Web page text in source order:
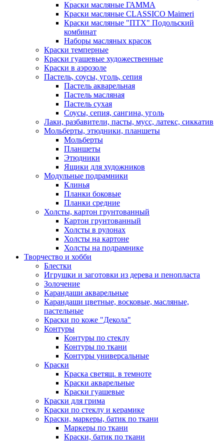
Краски масляные ГАММА
Краски масляные CLASSICO Maimeri
Краски масляные "ПТХ" Подольский
комбинат
Наборы масляных красок
Краски темперные
Краски гуашевые художественные
Краски в аэрозоле
Пастель, соусы, уголь, сепия
Пастель акварельная
Пастель масляная
Пастель сухая
Соусы, сепия, сангина, уголь
Лаки, разбавители, пасты, мусс, латекс, сиккатив
Мольберты, этюдники, планшеты
Мольберты
Планшеты
Этюдники
Ящики для художников
Модульные подрамники
Клинья
Планки боковые
Планки средние
Холсты, картон грунтованный
Картон грунтованный
Холсты в рулонах
Холсты на картоне
Холсты на подрамнике
Творчество и хобби
Блестки
Игрушки и заготовки из дерева и пенопласта
Золочение
Карандаши акварельные
Карандаши цветные, восковые, масляные,
пастельные
Краски по коже "Декола"
Контуры
Контуры по стеклу
Контуры по ткани
Контуры универсальные
Краски
Краска светящ. в темноте
Краски акварельные
Краски гуашевые
Краски для грима
Краски по стеклу и керамике
Краски, маркеры, батик по ткани
Маркеры по ткани
Краски, батик по ткани